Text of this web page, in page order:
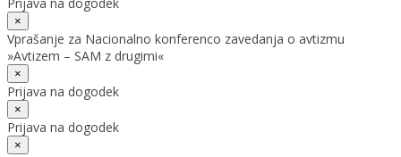
×
Vprašanje za Nacionalno konferenco zavedanja o avtizmu
»Avtizem – SAM z drugimi«
×
Prijava na dogodek
×
Prijava na dogodek
×